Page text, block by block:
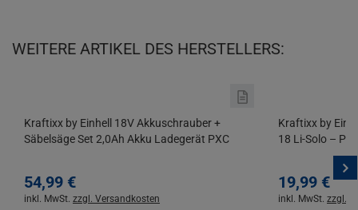
WEITERE ARTIKEL DES HERSTELLERS:
Kraftixx by Einhell 18V Akkuschrauber +
Säbelsäge Set 2,0Ah Akku Ladegerät PXC
54,99 €
inkl. MwSt. zzgl. Versandkosten
Kraftixx by
18 Li-Solo –
19,99 €
inkl. MwSt. zzgl.